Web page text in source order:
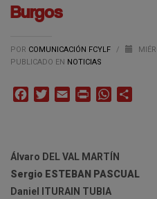
Burgos
POR COMUNICACIÓN FCYLF /
PUBLICADO EN NOTICIAS
FacebookTwitterEmail Print WhatsApp
Álvaro DEL VAL MARTÍN
Sergio ESTEBAN PASCUAL
Daniel ITURAIN TUBIA